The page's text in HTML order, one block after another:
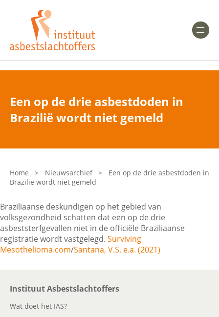
Heeft u Mesothelioom?
Heeft u Asbestose?
Bent u arts?
Asbest en Gezondheid
Laatste nieuws
Onze organisatie
Veelgestelde vragen
Contactgegevens
Zoeken
Een op de drie asbestdoden in
Brazilië wordt niet gemeld
Home > Nieuwsarchief >
Een op de drie asbestdoden in
Brazilië wordt niet gemeld
Braziliaanse deskundigen op het gebied van
volksgezondheid schatten dat een op de drie
asbeststerfgevallen niet in de officiële Braziliaanse
registratie wordt vastgelegd. Surviving
Mesothelioma.com/Santana, V.S. e.a. (2021)
Instituut Asbestslachtoffers
Wat doet het IAS?